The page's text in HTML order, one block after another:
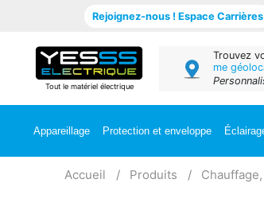
Rejoignez-nous ! Espace Carrières
Tout le matériel électrique
Trouvez
me
Appareillage Protection et enveloppe
Accueil Produits